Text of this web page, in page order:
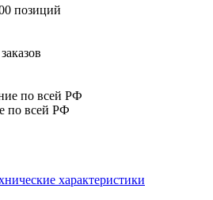
по всей РФ
характеристики